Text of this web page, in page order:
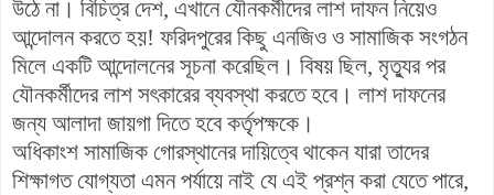
উঠে না। বিচিত্র দেশ, এখানে যৌনকর্মীদের লাশ দাফন নিয়েও
আন্দোলন করতে হয়! ফরিদপুরের কিছু এনজিও ও সামাজিক সংগঠন
মিলে একটিআন্দোলনেরসূচনা করেছিল। বিষয় ছিল, মৃত্যুর পর
যৌনকর্মীদের লাশ সৎকারের ব্যবস্থা করতে হবে। লাশ দাফনের
জন্য আলাদা জায়গা দিতে হবে কর্তৃপক্ষকে।
অধিকাংশ সামাজিক গোরস্থানের দায়িত্বে থাকেন যারা তাদের
শিক্ষাগত যোগ্যতা এমন পর্যায়ে নাই যে এই প্রশ্ন করা যেতে পারে,